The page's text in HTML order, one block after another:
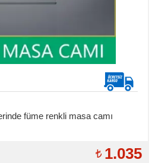
füme renkli masa camı
1.035